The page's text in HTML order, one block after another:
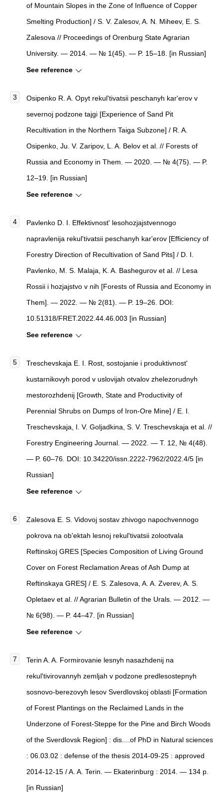
of Mountain Slopes in the Zone of Influence of Copper
Smelting Production] / S. V. Zalesov, A. N. Miheev, E. S.
Zalesova // Proceedings of Orenburg State Agrarian
University. — 2014. — № 1(45). — P. 15–18. [in Russian]
See reference
Osipenko R. A. Opyt rekul'tivatsii peschanyh kar'erov v
severnoj podzone tajgi [Experience of Sand Pit
Recultivation in the Northern Taiga Subzone] / R. A.
Osipenko, Ju. V. Zaripov, L. A. Belov et al. // Forests of
Russia and Economy in Them. — 2020. — № 4(75). — P.
12–19. [in Russian]
See reference
Pavlenko D. I. Effektivnost' lesohozjajstvennogo
napravlenija rekul'tivatsii peschanyh kar'erov [Efficiency of
Forestry Direction of Recultivation of Sand Pits] / D. I.
Pavlenko, M. S. Malaja, K. A. Bashegurov et al. // Lesa
Rossii i hozjajstvo v nih [Forests of Russia and Economy in
Them]. — 2022. — № 2(81). — P. 19–26. DOI:
10.51318/FRET.2022.44.46.003 [in Russian]
See reference
Treschevskaja E. I. Rost, sostojanie i produktivnost'
kustarnikovyh porod v uslovijah otvalov zhelezorudnyh
mestorozhdenij [Growth, State and Productivity of
Perennial Shrubs on Dumps of Iron-Ore Mine] / E. I.
Treschevskaja, I. V. Goljadkina, S. V. Treschevskaja et al. //
Forestry Engineering Journal. — 2022. — Т. 12, № 4(48).
— P. 60–76. DOI: 10.34220/issn.2222-7962/2022.4/5 [in
Russian]
See reference
Zalesova E. S. Vidovoj sostav zhivogo napochvennogo
pokrova na ob'ektah lesnoj rekul'tivatsii zolootvala
Reftinskoj GRES [Species Composition of Living Ground
Cover on Forest Reclamation Areas of Ash Dump at
Reftinskaya GRES] / E. S. Zalesova, A. A. Zverev, A. S.
Opletaev et al. // Agrarian Bulletin of the Urals. — 2012. —
№ 6(98). — P. 44–47. [in Russian]
See reference
Terin A. A. Formirovanie lesnyh nasazhdenij na
rekul'tivirovannyh zemljah v podzone predlesostepnyh
sosnovo-berezovyh lesov Sverdlovskoj oblasti [Formation
of Forest Plantings on the Reclaimed Lands in the
Underzone of Forest-Steppe for the Pine and Birch Woods
of the Sverdlovsk Region] : dis....of PhD in Natural sciences
: 06.03.02 : defense of the thesis 2014-09-25 : approved
2014-12-15 / A. A. Terin. — Ekaterinburg : 2014. — 134 p.
[in Russian]